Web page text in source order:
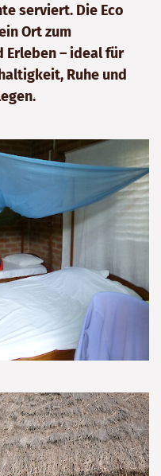
serviert. Die Eco
Ort zum
Erleben – ideal für
Ruhe und